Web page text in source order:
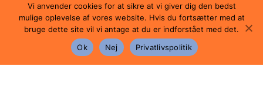
Eksamen
Eksamen består af en mundtlig prøve, der består af to dele:
En prøve i gruppens/din eksamensproduktion med en
Vi anvender cookies for at sikre at vi giver dig den bedst
mulige oplevelse af vores website. Hvis du fortsætter med at
bruge dette site vil vi antage at du er indforstået med det.
Ok
Nej Privatlivspolitik